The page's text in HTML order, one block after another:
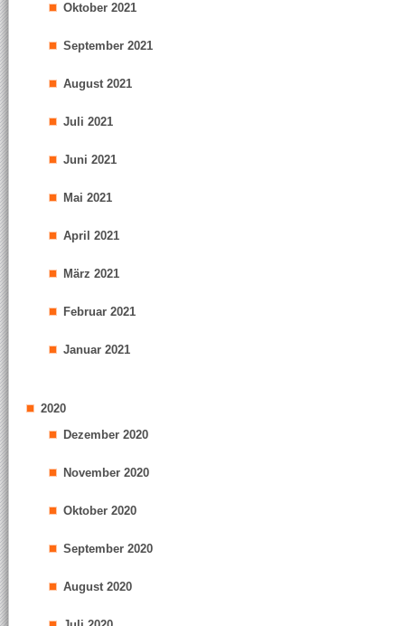
Oktober 2021
September 2021
August 2021
Juli 2021
Juni 2021
Mai 2021
April 2021
März 2021
Februar 2021
Januar 2021
2020
Dezember 2020
November 2020
Oktober 2020
September 2020
August 2020